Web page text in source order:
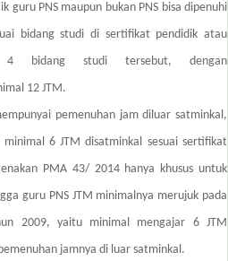
guru PNS maupun bukan PNS bisa dipenuhi
bidang studi di sertifikat pendidik atau
4 bidang studi tersebut, dengan
12 JTM.
pemenuhan jam diluar satminkal,
6 JTM disatminkal sesuai sertifikat
PMA 43/ 2014 hanya khusus untuk
guru PNS JTM minimalnya merujuk pada
2009, yaitu minimal mengajar 6 JTM
jamnya di luar satminkal.